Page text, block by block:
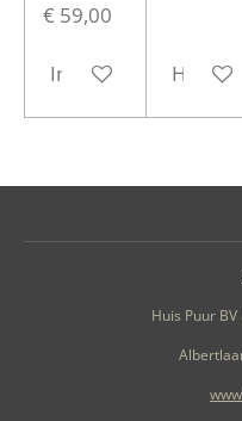
€ 59,00
In winkelwagenHoud
Huis Puur